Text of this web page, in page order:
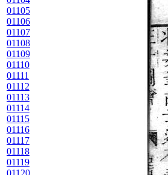
01105
01106
01107
01108
01109
01110
01111
01112
01113
01114
01115
01116
01117
01118
01119
01120